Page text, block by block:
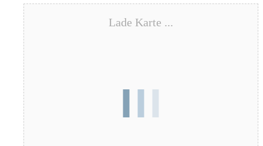
Lade Karte ...